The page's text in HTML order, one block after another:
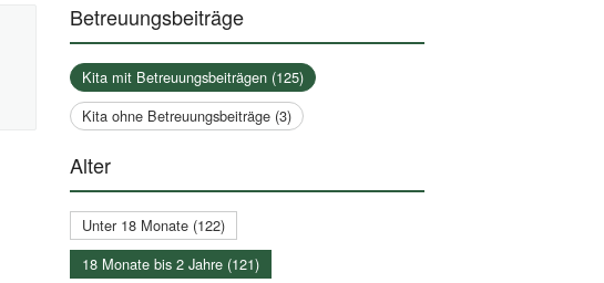
Betreuungsbeiträge
Kita mit Betreuungsbeiträgen (125)
Kita ohne Betreuungsbeiträge (3)
Alter
Unter 18 Monate (122)
18 Monate bis 2 Jahre (121)